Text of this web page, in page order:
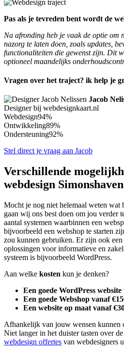
Pas als je tevreden bent wordt de
Na afronding heb je vaak de optie om
nazorg te laten doen, zoals updates,
functionaliteiten die gewenst zijn. Dit
optioneel maandelijks
Vragen over het traject? ik help je
Jacob
Designer bij webdesignkaart.nl
Webdesign94%
Ontwikkeling89%
Ondersteuning92%
Stel direct je vraag aan Jacob
Verschillende
webdesign Simonshaven
Mocht je nog niet helemaal weten wat
gaan wij ons best doen om jou verder
aantal systemen waarbinnen een
bijvoorbeeld een webshop te starten
zou kunnen gebruiken. Er zijn ook
oplossingen voor informatieve en
systeem is bijvoorbeeld WordPress.
Aan welke kosten kun je denken?
Een goede WordPress
Een goede Webshop vanaf
Een website op maat vanaf
Afhankelijk van jouw wensen kunnen
Niet langer in het duister tasten over
webdesign offertes van webdesigners